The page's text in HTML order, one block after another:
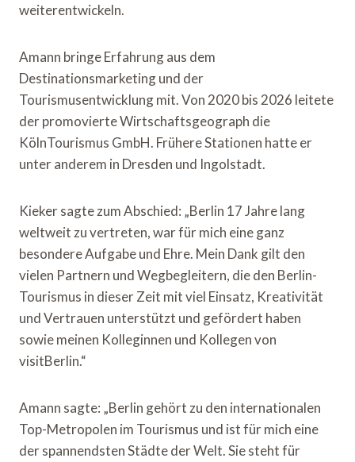
weiterentwickeln.
Amann bringe Erfahrung aus dem
Destinationsmarketing und der
Tourismusentwicklung mit. Von 2020 bis 2026 leitete
der promovierte Wirtschaftsgeograph die
KölnTourismus GmbH. Frühere Stationen hatte er
unter anderem in Dresden und Ingolstadt.
Kieker sagte zum Abschied: „Berlin 17 Jahre lang
weltweit zu vertreten, war für mich eine ganz
besondere Aufgabe und Ehre. Mein Dank gilt den
vielen Partnern und Wegbegleitern, die den Berlin-
Tourismus in dieser Zeit mit viel Einsatz, Kreativität
und Vertrauen unterstützt und gefördert haben
sowie meinen Kolleginnen und Kollegen von
visitBerlin.“
Amann sagte: „Berlin gehört zu den internationalen
Top-Metropolen im Tourismus und ist für mich eine
der spannendsten Städte der Welt. Sie steht für